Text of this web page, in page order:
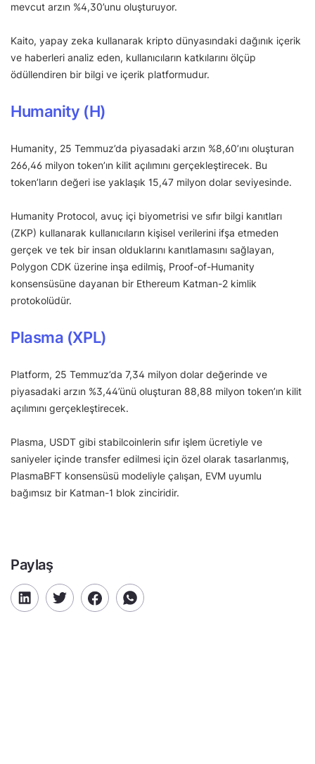
mevcut arzın %4,30’unu oluşturuyor.
Kaito, yapay zeka kullanarak kripto dünyasındaki dağınık içerik
ve haberleri analiz eden, kullanıcıların katkılarını ölçüp
ödüllendiren bir bilgi ve içerik platformudur.
Humanity (H)
Humanity, 25 Temmuz’da piyasadaki arzın %8,60’ını oluşturan
266,46 milyon token’ın kilit açılımını gerçekleştirecek. Bu
token’ların değeri ise yaklaşık 15,47 milyon dolar seviyesinde.
Humanity Protocol, avuç içi biyometrisi ve sıfır bilgi kanıtları
(ZKP) kullanarak kullanıcıların kişisel verilerini ifşa etmeden
gerçek ve tek bir insan olduklarını kanıtlamasını sağlayan,
Polygon CDK üzerine inşa edilmiş, Proof-of-Humanity
konsensüsüne dayanan bir Ethereum Katman-2 kimlik
protokolüdür.
Plasma (XPL)
Platform, 25 Temmuz’da 7,34 milyon dolar değerinde ve
piyasadaki arzın %3,44’ünü oluşturan 88,88 milyon token’ın kilit
açılımını gerçekleştirecek.
Plasma, USDT gibi stabilcoinlerin sıfır işlem ücretiyle ve
saniyeler içinde transfer edilmesi için özel olarak tasarlanmış,
PlasmaBFT konsensüsü modeliyle çalışan, EVM uyumlu
bağımsız bir Katman-1 blok zinciridir.
Paylaş